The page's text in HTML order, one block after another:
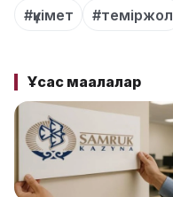
#үкімет #теміржол
Ұқсас мақалалар